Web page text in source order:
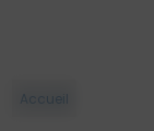
Accueil